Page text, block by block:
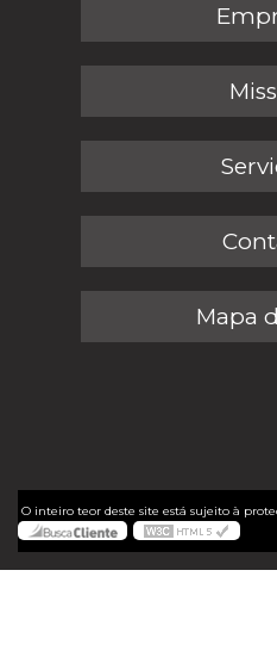
Mapa
O inteiro teor deste site está sujeito à